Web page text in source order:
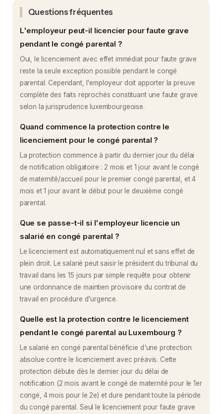
Questions fréquentes
L'employeur peut-il licencier pour faute grave
pendant le congé parental ?
Oui, le licenciement avec effet immédiat pour faute grave
reste la seule exception possible pendant le congé
parental. Cependant, l'employeur doit apporter la preuve
complète des faits reprochés constituant une faute grave
selon la jurisprudence luxembourgeoise.
Quand commence la protection contre le
licenciement pour le congé parental ?
La protection commence à partir du dernier jour du délai
de notification obligatoire : 2 mois et 1 jour avant le congé
de maternité/accueil pour le premier congé parental, et 4
mois et 1 jour avant le début pour le deuxième congé
parental.
Que se passe-t-il si l'employeur licencie un
salarié en congé parental ?
Le licenciement est automatiquement nul et sans effet de
plein droit. Le salarié peut saisir le président du tribunal du
travail dans les 15 jours par simple requête pour obtenir
une ordonnance de maintien provisoire du contrat de
travail en procédure d'urgence.
Quelle est la protection contre le licenciement
pendant le congé parental au Luxembourg ?
Le salarié en congé parental bénéficie d'une protection
absolue contre le licenciement avec préavis. Cette
protection débute dès le dernier jour du délai de
notification (2 mois avant le congé de maternité pour le 1er
congé, 4 mois pour le 2e) et dure pendant toute la période
du congé parental. Seul le licenciement pour faute grave